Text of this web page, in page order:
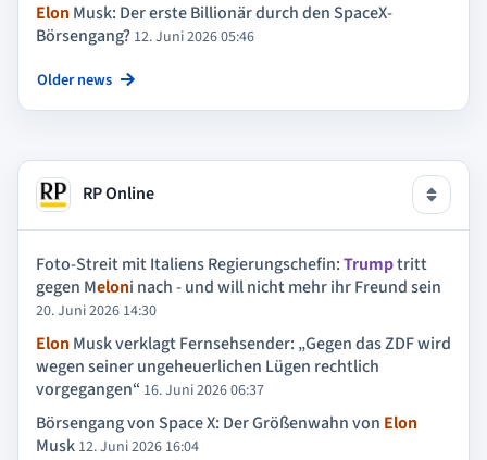
Elon Musk: Der erste Billionär durch den SpaceX-
Börsengang? 12. Juni 2026 05:46
Older news
RP Online
Foto-Streit mit Italiens Regierungschefin:Trumptritt
gegen Meloni nach - und will nicht mehr ihr Freund sein
20. Juni 2026 14:30
Elon Musk verklagt Fernsehsender: „Gegen das ZDF wird
wegen seiner ungeheuerlichen Lügen rechtlich
vorgegangen“ 16. Juni 2026 06:37
Börsengang von Space X: Der Größenwahn von Elon
Musk 12. Juni 2026 16:04